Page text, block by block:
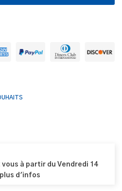
à partir du Vendredi 14
d'infos